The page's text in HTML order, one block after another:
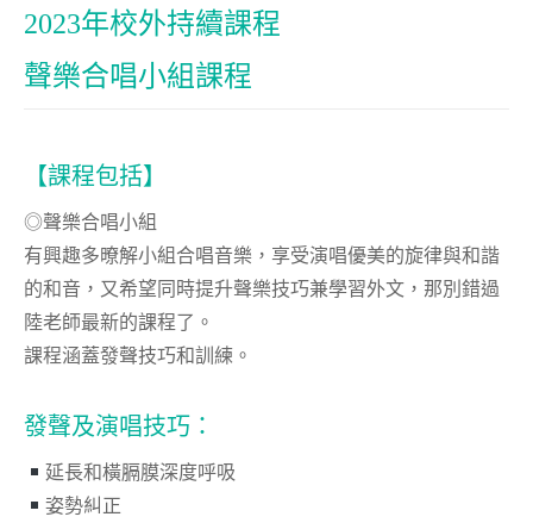
2023年校外持續課程
聲樂合唱小組課程
【課程包括】
◎聲樂合唱小組
有興趣多暸解小組合唱音樂，享受演唱優美的旋律與和諧
的和音，又希望同時提升聲樂技巧兼學習外文，那別錯過
陸老師最新的課程了。
課程涵蓋發聲技巧和訓練。
發聲及演唱技巧：
延長和橫膈膜深度呼吸
姿勢糾正